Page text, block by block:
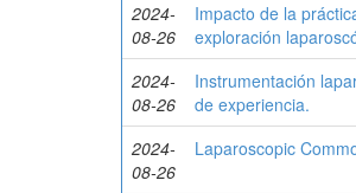
2024-
08-26
Impacto de la
exploración
2024-
08-26
Instrumentación
de experiencia.
2024-
08-26
Laparoscopic